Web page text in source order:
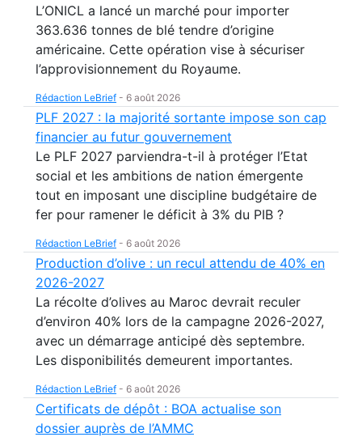
L’ONICL a lancé un marché pour importer
363.636 tonnes de blé tendre d’origine
américaine. Cette opération vise à sécuriser
l’approvisionnement du Royaume.
Rédaction LeBrief - 6 août 2026
PLF 2027 : la majorité sortante impose son cap
financier au futur gouvernement
Le PLF 2027 parviendra-t-il à protéger l’Etat
social et les ambitions de nation émergente
tout en imposant une discipline budgétaire de
fer pour ramener le déficit à 3% du PIB ?
Rédaction LeBrief - 6 août 2026
Production d’olive : un recul attendu de 40% en
2026-2027
La récolte d’olives au Maroc devrait reculer
d’environ 40% lors de la campagne 2026-2027,
avec un démarrage anticipé dès septembre.
Les disponibilités demeurent importantes.
Rédaction LeBrief - 6 août 2026
Certificats de dépôt : BOA actualise son
dossier auprès de l’AMMC